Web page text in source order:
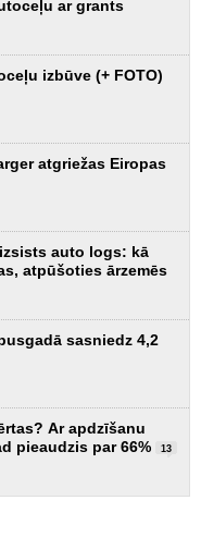
ar grants
izbūve (+ FOTO)
atgriežas Eiropas
auto logs: kā
atpūšoties ārzemēs
sasniedz 4,2
Ar apdzīšanu
pieaudzis par 66%
13